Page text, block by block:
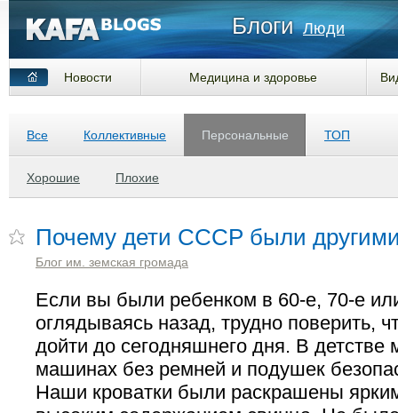
Блоги Люди
Новости Медицина и здоровье
Все Коллективные Персональные
Хорошие Плохие
ТОП
Почему дети СССР были
Блог им. земская громада
Если вы были ребенком в 60-е, 70-е
оглядываясь назад, трудно поверить,
дойти до сегодняшнего дня. В детстве
машинах без ремней и подушек
Наши кроватки были раскрашены